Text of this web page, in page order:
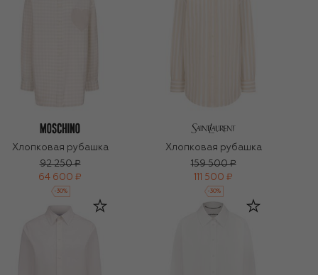
Хлопковая рубашка
92 250 ₽
64 600 ₽
-30%
Хлопковая рубашка
159 500 ₽
111 500 ₽
-30%